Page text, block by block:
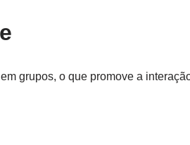
grupos, o que promove a